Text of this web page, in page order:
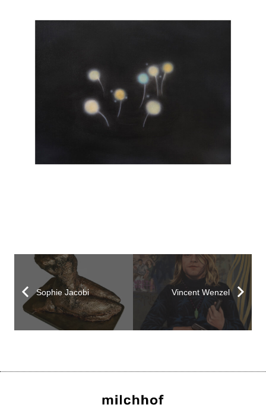
Sophie Jacobi Vincent Wenzel